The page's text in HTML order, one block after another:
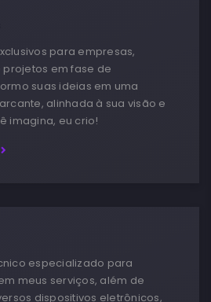
para empresas,
em fase de
suas ideias em uma
alinhada à sua visão e
imagina, eu crio!
especializado para
meus serviços, além de
dispositivos eletrônicos,